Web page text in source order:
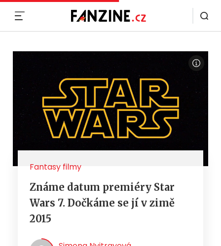
Fantasy filmy
Známe datum premiéry Star
Wars 7. Dočkáme se jí v zimě
2015